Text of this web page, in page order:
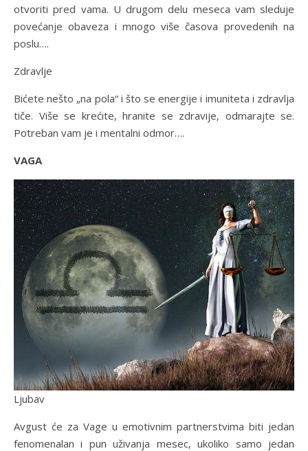
otvoriti pred vama. U drugom delu meseca vam sleduje
povećanje obaveza i mnogo više časova provedenih na
poslu….
Zdravlje
Bićete nešto „na pola“ i što se energije i imuniteta i zdravlja
tiče. Više se krećite, hranite se zdravije, odmarajte se.
Potreban vam je i mentalni odmor….
VAGA
Ljubav
Avgust će za Vage u emotivnim partnerstvima biti jedan
fenomenalan i pun uživanja mesec, ukoliko samo jedan